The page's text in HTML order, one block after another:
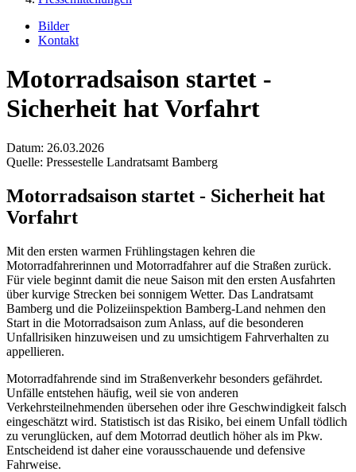
Bilder
Kontakt
Motorradsaison startet -
Sicherheit hat Vorfahrt
Datum: 26.03.2026
Quelle: Pressestelle Landratsamt Bamberg
Motorradsaison startet - Sicherheit hat
Vorfahrt
Mit den ersten warmen Frühlingstagen kehren die
Motorradfahrerinnen und Motorradfahrer auf die Straßen zurück.
Für viele beginnt damit die neue Saison mit den ersten Ausfahrten
über kurvige Strecken bei sonnigem Wetter. Das Landratsamt
Bamberg und die Polizeiinspektion Bamberg-Land nehmen den
Start in die Motorradsaison zum Anlass, auf die besonderen
Unfallrisiken hinzuweisen und zu umsichtigem Fahrverhalten zu
appellieren.
Motorradfahrende sind im Straßenverkehr besonders gefährdet.
Unfälle entstehen häufig, weil sie von anderen
Verkehrsteilnehmenden übersehen oder ihre Geschwindigkeit falsch
eingeschätzt wird. Statistisch ist das Risiko, bei einem Unfall tödlich
zu verunglücken, auf dem Motorrad deutlich höher als im Pkw.
Entscheidend ist daher eine vorausschauende und defensive
Fahrweise.